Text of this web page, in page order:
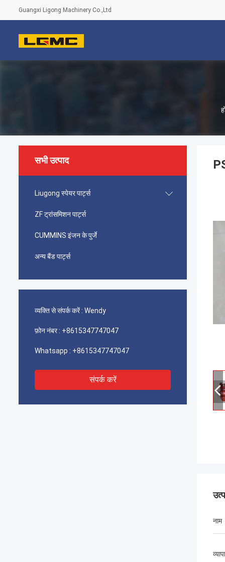
Guangxi Ligong Machinery Co.,Ltd
सभी उत्पाद
Liugong स्पेयर पार्ट्स
ZF ट्रांसमिशन पार्ट्स
CUMMINS इंजन के पुर्जे
अन्य बैंड पार्ट्स
व्यक्ति से संपर्क करें : Wendy
फ़ोन नंबर : +8615347747047
Whatsapp : +8615347747047
संपर्क करें
नाम